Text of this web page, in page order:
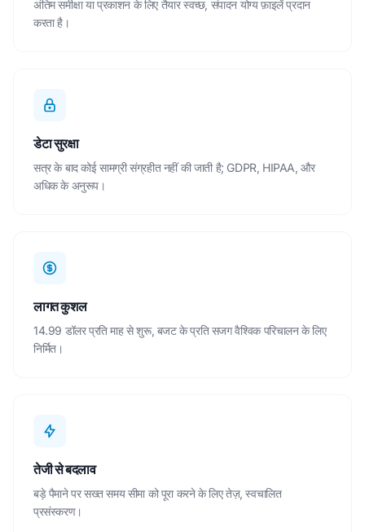
अंतिम समीक्षा या प्रकाशन के लिए तैयार स्वच्छ, संपादन योग्य फ़ाइलें प्रदान
करता है।
डेटा सुरक्षा
सत्र के बाद कोई सामग्री संग्रहीत नहीं की जाती है; GDPR, HIPAA, और
अधिक के अनुरूप।
लागत कुशल
14.99 डॉलर प्रति माह से शुरू, बजट के प्रति सजग वैश्विक परिचालन के लिए
निर्मित।
तेजी से बदलाव
बड़े पैमाने पर सख्त समय सीमा को पूरा करने के लिए तेज़, स्वचालित
प्रसंस्करण।